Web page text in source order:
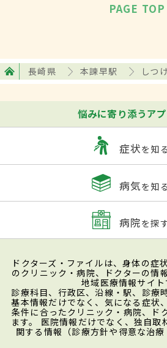
PAGE TOP
長崎県 本諫早駅 しつ
悩みに寄り添うア
症状を知る
病気を知る
病院を探
ドクターズ・ファイルは、身体の症
のクリニック・病院、ドクターの情
地域医療情報サイト
診療科目、行政区、沿線・駅、診療
基本情報だけでなく、気になる症状
条件に合ったクリニック・病院、ド
ます。 医院情報だけでなく、独自取
関する情報（診療方針や得意な治療